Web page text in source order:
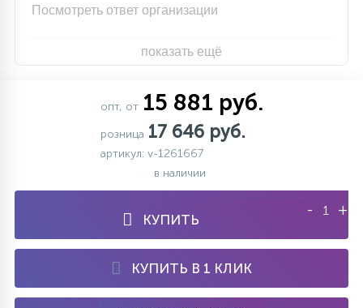
Посмотреть ответ организации
показать ещё
опт, от 15 881 руб.
розница 17 646 руб.
артикул: v-1261667
в наличии
КУПИТЬ
- +
КУПИТЬ В 1 КЛИК